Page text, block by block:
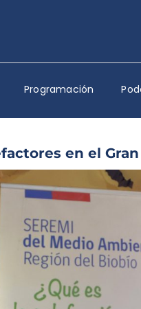
Programación
en el